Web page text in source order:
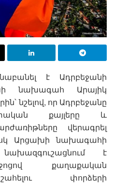
է Ադրբեջանի
նախագահ Արայիկ
նշելով, որ Ադրբեջանը
քայլերը և
վերագրել
Արցախի նախագահի
նախազգուշացնում է
քաղաքական
փորձերի